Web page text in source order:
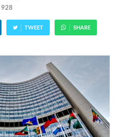
928
TWEET SHARE